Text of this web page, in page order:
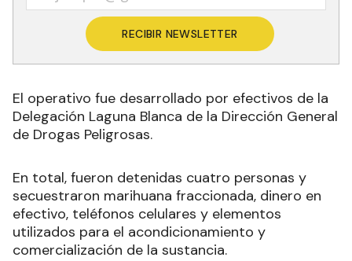
RECIBIR NEWSLETTER
El operativo fue desarrollado por efectivos de la
Delegación Laguna Blanca de la Dirección General
de Drogas Peligrosas.
En total, fueron detenidas cuatro personas y
secuestraron marihuana fraccionada, dinero en
efectivo, teléfonos celulares y elementos
utilizados para el acondicionamiento y
comercialización de la sustancia.